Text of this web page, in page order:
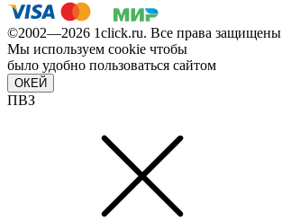
©2002—2026 1сlick.ru. Все права защищены
Мы используем cookie чтобы
было удобно пользоваться сайтом
ОКЕЙ
ПВЗ